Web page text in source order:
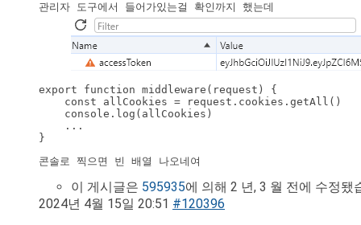
관리자 도구에서 들어가있는걸 확인까지 했는데
export function middleware(request) {
const allCookies = request.cookies.getAll()
console.log(allCookies)
    ...
}
콘솔로 찍으면 빈 배열 나오네여
이 게시글은 595935에 의해 2 년, 3 월 전에 수정됐
2024년 4월 15일 20:51 #120396